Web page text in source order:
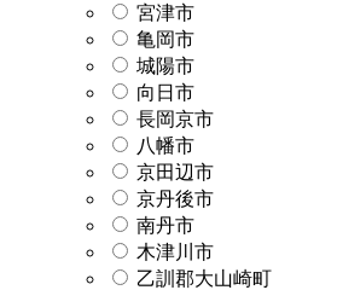
宮津市
亀岡市
城陽市
向日市
長岡京市
八幡市
京田辺市
京丹後市
南丹市
木津川市
乙訓郡大山崎町